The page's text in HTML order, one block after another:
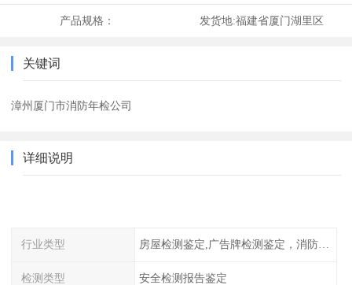
产品规格： 发货地:福建省厦门湖里区
关键词
漳州厦门市消防年检公司
详细说明
行业类型 房屋检测鉴定,广告牌检测鉴定，消防检测
检测类型 安全检测报告鉴定